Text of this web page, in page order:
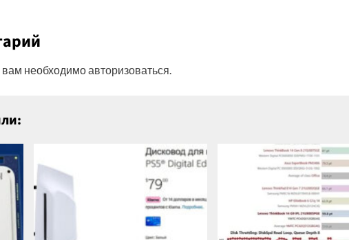
необходимоавторизоваться.